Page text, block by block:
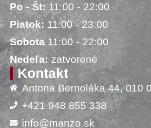
Po - Št:11:00 - 22:00
Piatok: 11:00 - 23:00
Sobota11:00 - 22:00
Nedeľa:zatvorené
Kontakt
Antona Bernoláka 44, 010
+421 948 855 338
info@manzo.sk